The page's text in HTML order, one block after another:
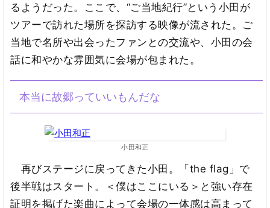
るようだった。ここで、“ご当地紀行”という小田が
ツアーで訪れた場所を探訪する映像が流された。ご
当地で名所や出会ったファンとの交流や、小田の会
話に和やかな雰囲気に会場が包まれた。
本当に故郷っていいもんだな
小田和正
再びステージに戻ってきた小田。「the flag」で
後半戦はスタート。＜僕はここにいる＞と強い存在
証明を掲げた楽曲によって会場の一体感は高まって